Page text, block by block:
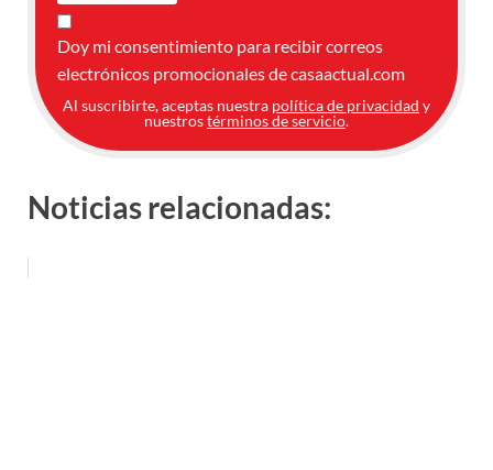
Doy mi consentimiento para recibir correos
electrónicos promocionales de casaactual.com
Al suscribirte, aceptas nuestra política de privacidad y
nuestrostérminos de servicio.
Noticias relacionadas: